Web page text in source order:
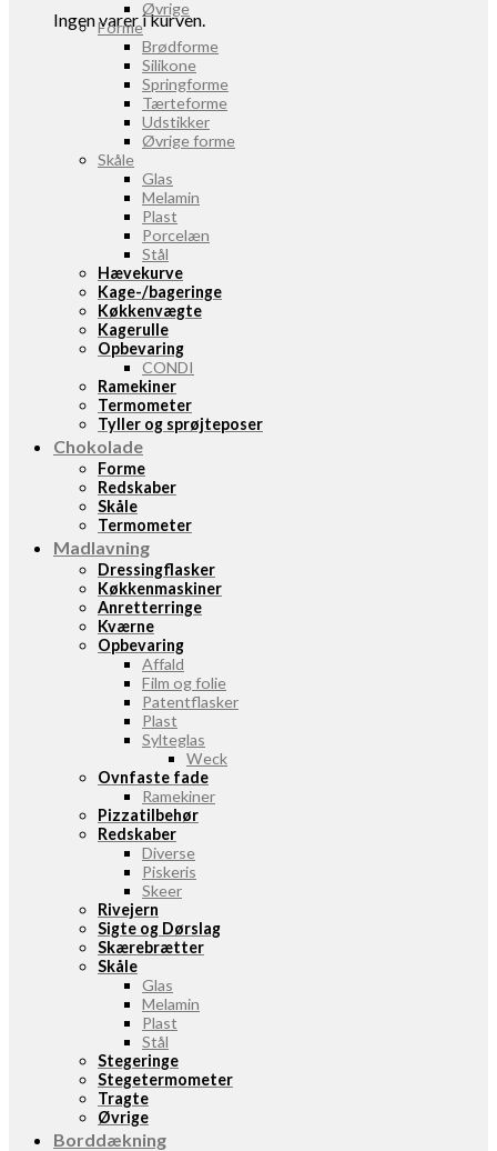
Ingen varer i kurven.
Øvrige
Forme
Brødforme
Silikone
Springforme
Tærteforme
Udstikker
Øvrige forme
Skåle
Glas
Melamin
Plast
Porcelæn
Stål
Hævekurve
Kage-/bageringe
Køkkenvægte
Kagerulle
Opbevaring
CONDI
Ramekiner
Termometer
Tyller og sprøjteposer
Chokolade
Forme
Redskaber
Skåle
Termometer
Madlavning
Dressingflasker
Køkkenmaskiner
Anretterringe
Kværne
Opbevaring
Affald
Film og folie
Patentflasker
Plast
Sylteglas
Weck
Ovnfaste fade
Ramekiner
Pizzatilbehør
Redskaber
Diverse
Piskeris
Skeer
Rivejern
Sigte og Dørslag
Skærebrætter
Skåle
Glas
Melamin
Plast
Stål
Stegeringe
Stegetermometer
Tragte
Øvrige
Borddækning